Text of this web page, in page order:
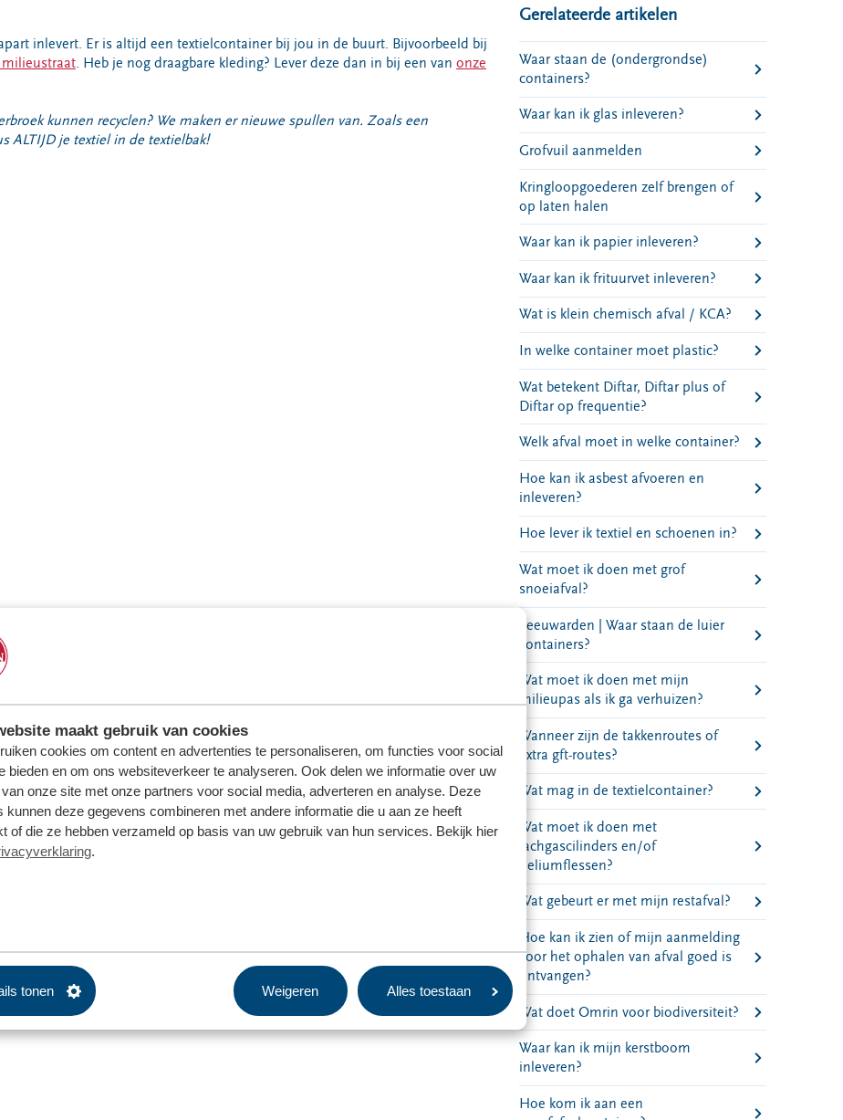
maakt gebruik van cookies
cookies om content en advertenties te personaliseren, om functies voor social
bieden en om ons websiteverkeer te analyseren. Ook delen we informatie over uw
onze site met onze partners voor social media, adverteren en analyse. Deze
kunnen deze gegevens combineren met andere informatie die u aan ze heeft
of die ze hebben verzameld op basis van uw gebruik van hun services. Bekijk hier
.
tonen Weigeren Alles toestaan
inlevert. Er is altijd een textielcontainer bij jou in de buurt. Bijvoorbeeld bij
. Heb je nog draagbare kleding? Lever deze dan in bij een van onze
kunnen recyclen? We maken er nieuwe spullen van. Zoals een
je textiel in de textielbak!
Gerelateerde artikelen
Waar staan de (ondergrondse)
containers?
Waar kan ik glas inleveren?
Grofvuil aanmelden
Kringloopgoederen zelf brengen of
op laten halen
Waar kan ik papier inleveren?
Waar kan ik frituurvet inleveren?
Wat is klein chemisch afval / KCA?
In welke container moet plastic?
Wat betekent Diftar, Diftar plus of
Diftar op frequentie?
Welk afval moet in welke container?
Hoe kan ik asbest afvoeren en
inleveren?
Hoe lever ik textiel en schoenen in?
Wat moet ik doen met grof
snoeiafval?
Leeuwarden | Waar staan de luier
containers?
Wat moet ik doen met mijn
milieupas als ik ga verhuizen?
Wanneer zijn de takkenroutes of
extra gft-routes?
Wat mag in de textielcontainer?
Wat moet ik doen met
lachgascilinders en/of
heliumflessen?
Wat gebeurt er met mijn restafval?
Hoe kan ik zien of mijn aanmelding
voor het ophalen van afval goed is
ontvangen?
Wat doet Omrin voor biodiversiteit?
Waar kan ik mijn kerstboom
inleveren?
Hoe kom ik aan een